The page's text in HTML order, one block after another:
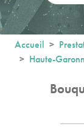
Accueil
Haute-